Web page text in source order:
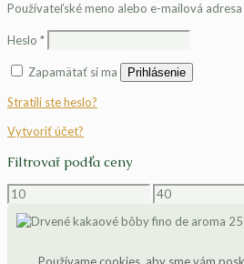
Používateľské meno alebo e-mailová adresa
Heslo *
Zapamätať si ma Prihlásenie
Stratili ste heslo?
Vytvoriť účet?
Filtrovať podľa ceny
Minimálna
cena
Maximálna
cena